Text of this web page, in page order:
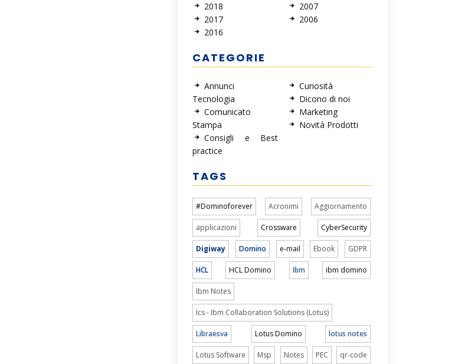
2018
2017
2016
2007
2006
CATEGORIE
Annunci
Tecnologia
Comunicato
Stampa
Consigli e Best
practice
Curiosità
Dicono di noi
Marketing
Novità Prodotti
TAGS
#Dominoforever Acronimi Aggiornamento
applicazioni Crossware CyberSecurity
Digiway Domino e-mail Ebook GDPR
HCL HCL Domino Ibm ibm domino
Ibm Notes
Ics - Ibm Collaboration Solutions (Lotus)
Libraesva Lotus Domino lotus notes
Lotus Software Msp Notes PEC qr-code